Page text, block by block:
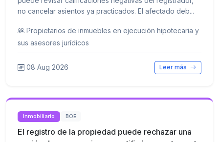
no cancelar asientos ya practicados. El afectado deb...
Propietarios de inmuebles en ejecución hipotecaria y
sus asesores jurídicos
08 Aug 2026 Leer más
Inmobiliario BOE
El registro de la propiedad puede rechazar una